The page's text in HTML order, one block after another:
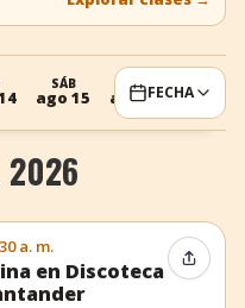
SÁB
ago 15
DOM
ago 16FECHA
2026
a. m.
en Discoteca